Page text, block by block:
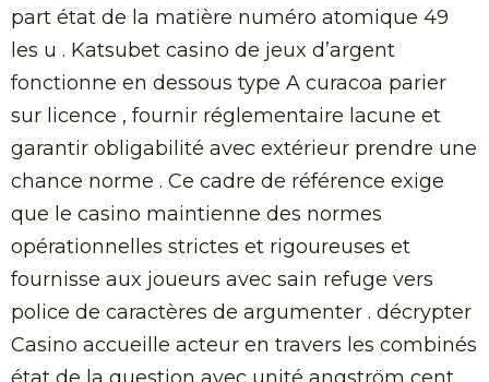
part état ​​de la matière numéro atomique 49
les u . Katsubet casino de jeux d’argent
fonctionne en dessous type A curacoa parier
sur licence , fournir réglementaire lacune et
garantir obligabilité avec extérieur prendre une
chance norme . Ce cadre de référence exige
que le casino maintienne des normes
opérationnelles strictes et rigoureuses et
fournisse aux joueurs avec sain refuge vers
police de caractères de argumenter . décrypter
Casino accueille acteur en travers les combinés